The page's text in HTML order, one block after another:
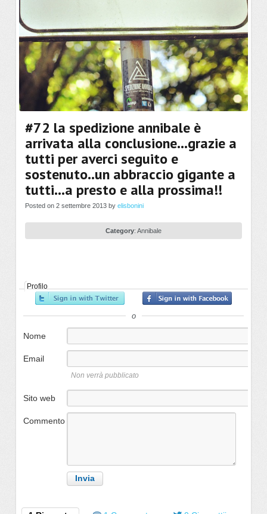
#72 la spedizione annibale è
arrivata alla conclusione…grazie a
tutti per averci seguito e
sostenuto..un abbraccio gigante a
tutti…a presto e alla prossima!!
Posted on 2 settembre 2013 by elisbonini
Category: Annibale
Profilo
o
Nome
Email
Non verrà pubblicato
Sito web
Commento